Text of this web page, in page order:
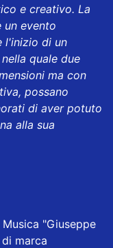
e creativo. La
un evento
l'inizio di un
quale due
ma con
possano
di aver potuto
alla sua
"Giuseppe
marca